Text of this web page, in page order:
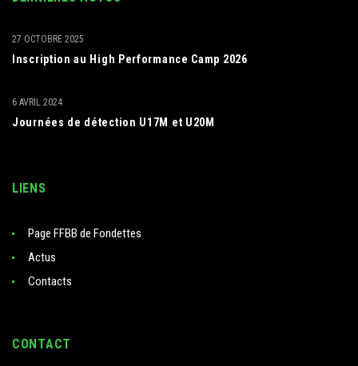
Inscription au High Performance Camp 2026
27 OCTOBRE 2025
Journées de détection U17M et U20M
6 AVRIL 2024
LIENS
Page FFBB de Fondettes
Actus
Contacts
CONTACT